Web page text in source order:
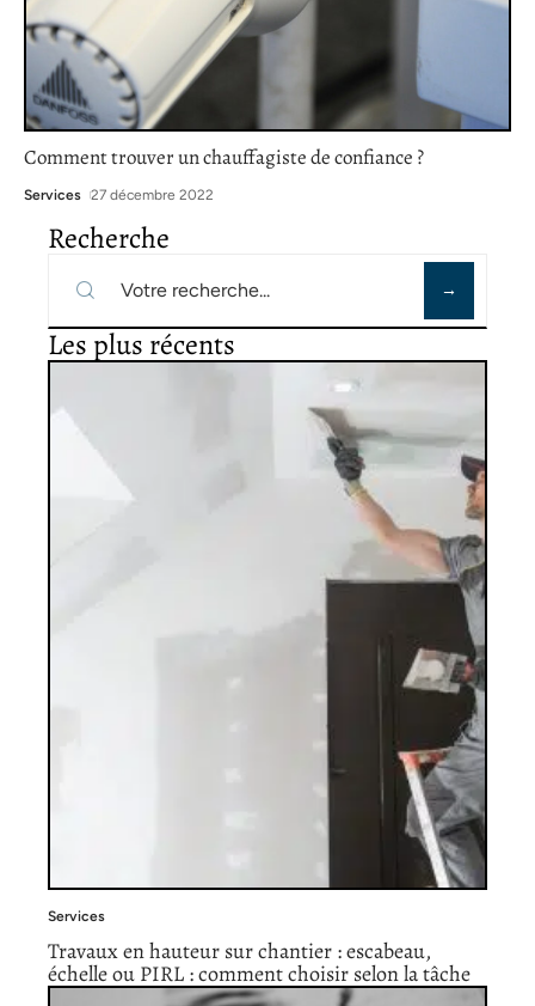
Comment trouver un chauffagiste de confiance ?
Services 27 décembre 2022
Recherche
Les plus récents
Services
Travaux en hauteur sur chantier : escabeau,
échelle ou PIRL : comment choisir selon la tâche